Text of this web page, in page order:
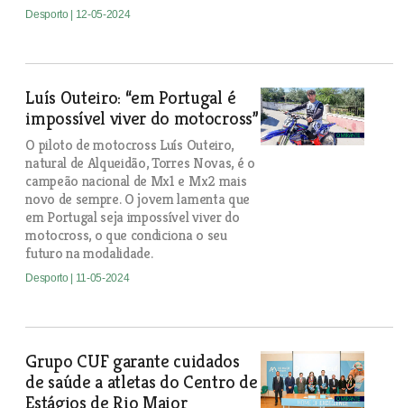
Desporto | 12-05-2024
Luís Outeiro: “em Portugal é
impossível viver do motocross”
O piloto de motocross Luís Outeiro,
natural de Alqueidão, Torres Novas, é o
campeão nacional de Mx1 e Mx2 mais
novo de sempre. O jovem lamenta que
em Portugal seja impossível viver do
motocross, o que condiciona o seu
futuro na modalidade.
Desporto | 11-05-2024
Grupo CUF garante cuidados
de saúde a atletas do Centro de
Estágios de Rio Maior